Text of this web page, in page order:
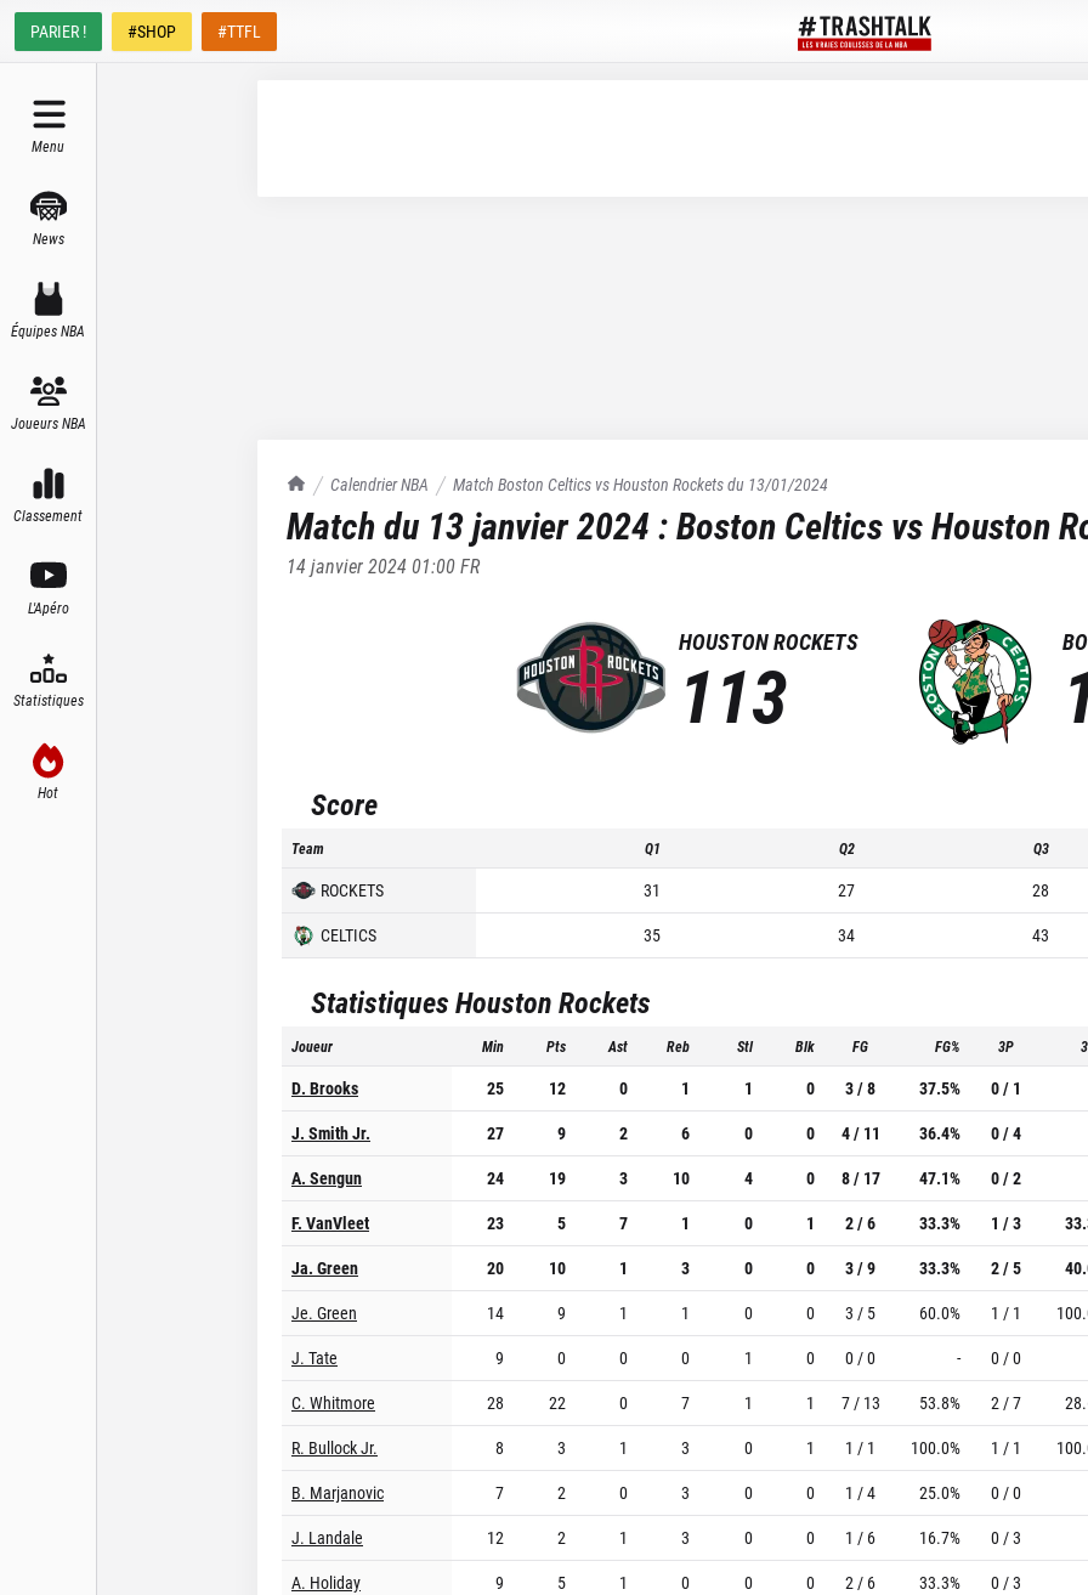
PARIER ! #SHOP #TTFL
Menu
News
Équipes NBA
Joueurs NBA
Classement
L'Apéro
Statistiques
Hot
TrashTalk Actu NBA
Calendrier NBA Match Boston Celtics vsHouston Rocketsdu 13/01/2024
Match du 13 janvier 2024 :Boston Celtics vsHouston
14 janvier 2024 01:00FR
HOUSTON ROCKETS
113
Score
Team Q1 Q2 Q3
ROCKETS 31 27
28
CELTICS
35 34 43
StatistiquesHouston Rockets
Joueur Min Pts Ast Reb Stl Blk FG FG% 3P
D. Brooks 25 12 0 1 1 0 3 / 8 37.5%
0 / 1
J. Smith Jr.
27 9 2 6 0 0 4 / 11 36.4%
0 / 4
A. Sengun
24 19 3 10 4 0 8 / 17 47.1%
0 / 2
F. VanVleet
23 5 7 1 0 1 2 / 6 33.3% 1 / 3
Ja. Green
20 10 1 3 0 0 3 / 9 33.3% 2 / 5
Je. Green
14 9 1 1 0 0 3 / 5 60.0% 1 / 1
J. Tate
9 0 0 0 1 0 0 / 0 -
0 / 0
C. Whitmore
28 22 0 7 1 1 7 / 13 53.8% 2 / 7
R. Bullock Jr.
8 3 1 3 0 1 1 / 1 100.0% 1 / 1
B. Marjanovic
7 2 0 3 0 0 1 / 4 25.0%
0 / 0
J. Landale
12 2 1 3 0 0 1 / 6 16.7%
0 / 3
A. Holiday
9 5 1 0 0 0 2 / 6 33.3%
0 / 3